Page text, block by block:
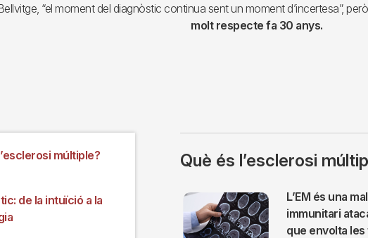
“el moment del diagnòstic continua sent un moment d’incertesa”, però
molt respecte fa 30 anys.
múltiple?
de la intuïció a la
Què és l’esclerosi
Imagen
L’EM és una
immunitari
que envolta